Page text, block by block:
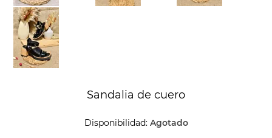
Sandalia de cuero
Disponibilidad: Agotado